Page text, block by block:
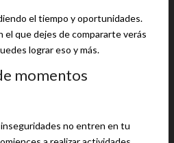
el tiempo y oportunidades.
el que dejes de compararte verás
lograr eso y más.
momentos
inseguridades no entren en tu